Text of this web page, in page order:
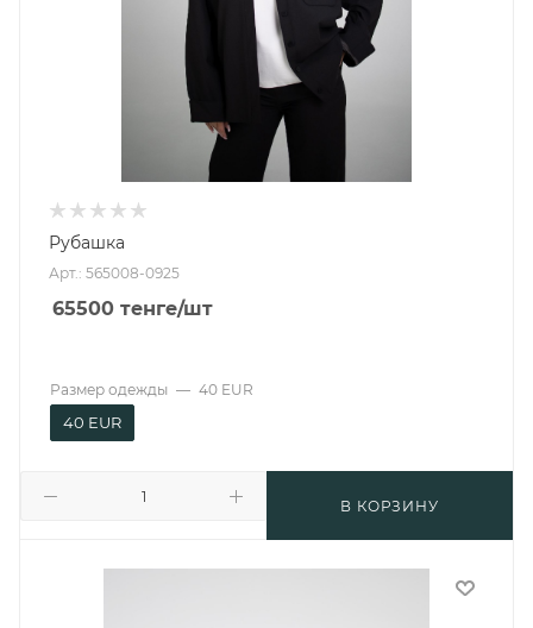
Рубашка
Арт.: 565008-0925
65500 тенге/шт
В КОРЗИНУ
Размер одежды — 40 EUR
40 EUR